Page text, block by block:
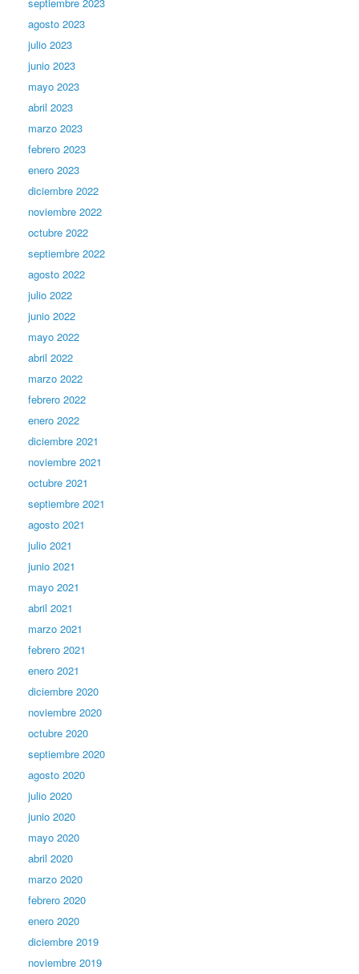
agosto 2023
julio 2023
junio 2023
mayo 2023
abril 2023
marzo 2023
febrero 2023
enero 2023
diciembre 2022
noviembre 2022
octubre 2022
septiembre 2022
agosto 2022
julio 2022
junio 2022
mayo 2022
abril 2022
marzo 2022
febrero 2022
enero 2022
diciembre 2021
noviembre 2021
octubre 2021
septiembre 2021
agosto 2021
julio 2021
junio 2021
mayo 2021
abril 2021
marzo 2021
febrero 2021
enero 2021
diciembre 2020
noviembre 2020
octubre 2020
septiembre 2020
agosto 2020
julio 2020
junio 2020
mayo 2020
abril 2020
marzo 2020
febrero 2020
enero 2020
diciembre 2019
noviembre 2019